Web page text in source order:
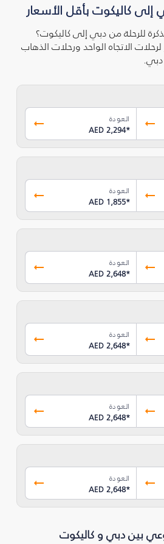
إلى كاليكوت بأقل الأسعار
للرحلة من دبي إلى كاليكوت؟
الاتجاه الواحد ورحلات الذهاب
العودة
AED 2,294*
العودة
AED 1,855*
العودة
AED 2,648*
العودة
AED 2,648*
العودة
AED 2,648*
العودة
AED 2,648*
بين دبي و كاليكوت